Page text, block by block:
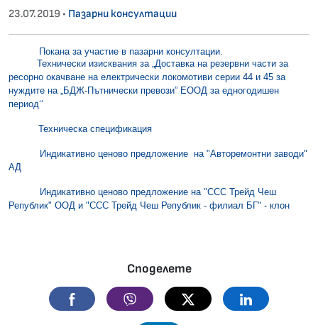
23.07.2019 • Пазарни консултации
Покана за участие в пазарни консултации.
Технически изисквания за „Доставка на резервни части за
ресорно окачване на електрически локомотиви серии 44 и 45 за
нуждите на „БДЖ-Пътнически превози” ЕООД за едногодишен
период‘‘
Техническа спецификация
Индикативно ценово предложение на "Авторемонтни заводи"
АД
Индикативно ценово предложение на "ССС Трейд Чеш
Републик" ООД и "ССС Трейд Чеш Републик - филиал БГ" - клон
Споделете
Facebook Viber Twitter Linkedin